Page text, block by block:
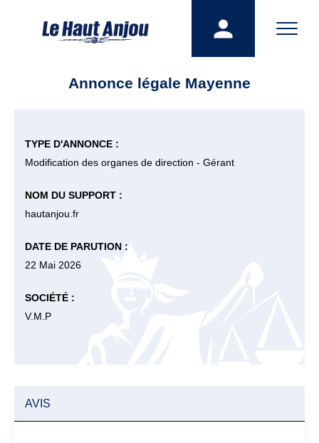
Annonce légale Mayenne
TYPE D'ANNONCE :
Modification des organes de direction - Gérant
NOM DU SUPPORT :
hautanjou.fr
DATE DE PARUTION :
22 Mai 2026
SOCIÉTÉ :
V.M.P
AVIS